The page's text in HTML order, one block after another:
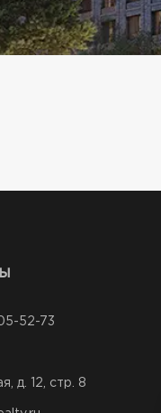
52-73
д. 12, стр. 8